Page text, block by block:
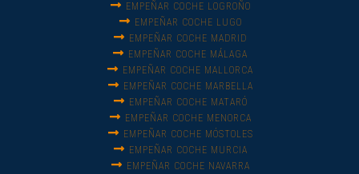
EMPEÑAR COCHE LOGROÑO
EMPEÑAR COCHE LUGO
EMPEÑAR COCHE MADRID
EMPEÑAR COCHE MÁLAGA
EMPEÑAR COCHE MALLORCA
EMPEÑAR COCHE MARBELLA
EMPEÑAR COCHE MATARÓ
EMPEÑAR COCHE MENORCA
EMPEÑAR COCHE MÓSTOLES
EMPEÑAR COCHE MURCIA
EMPEÑAR COCHE NAVARRA